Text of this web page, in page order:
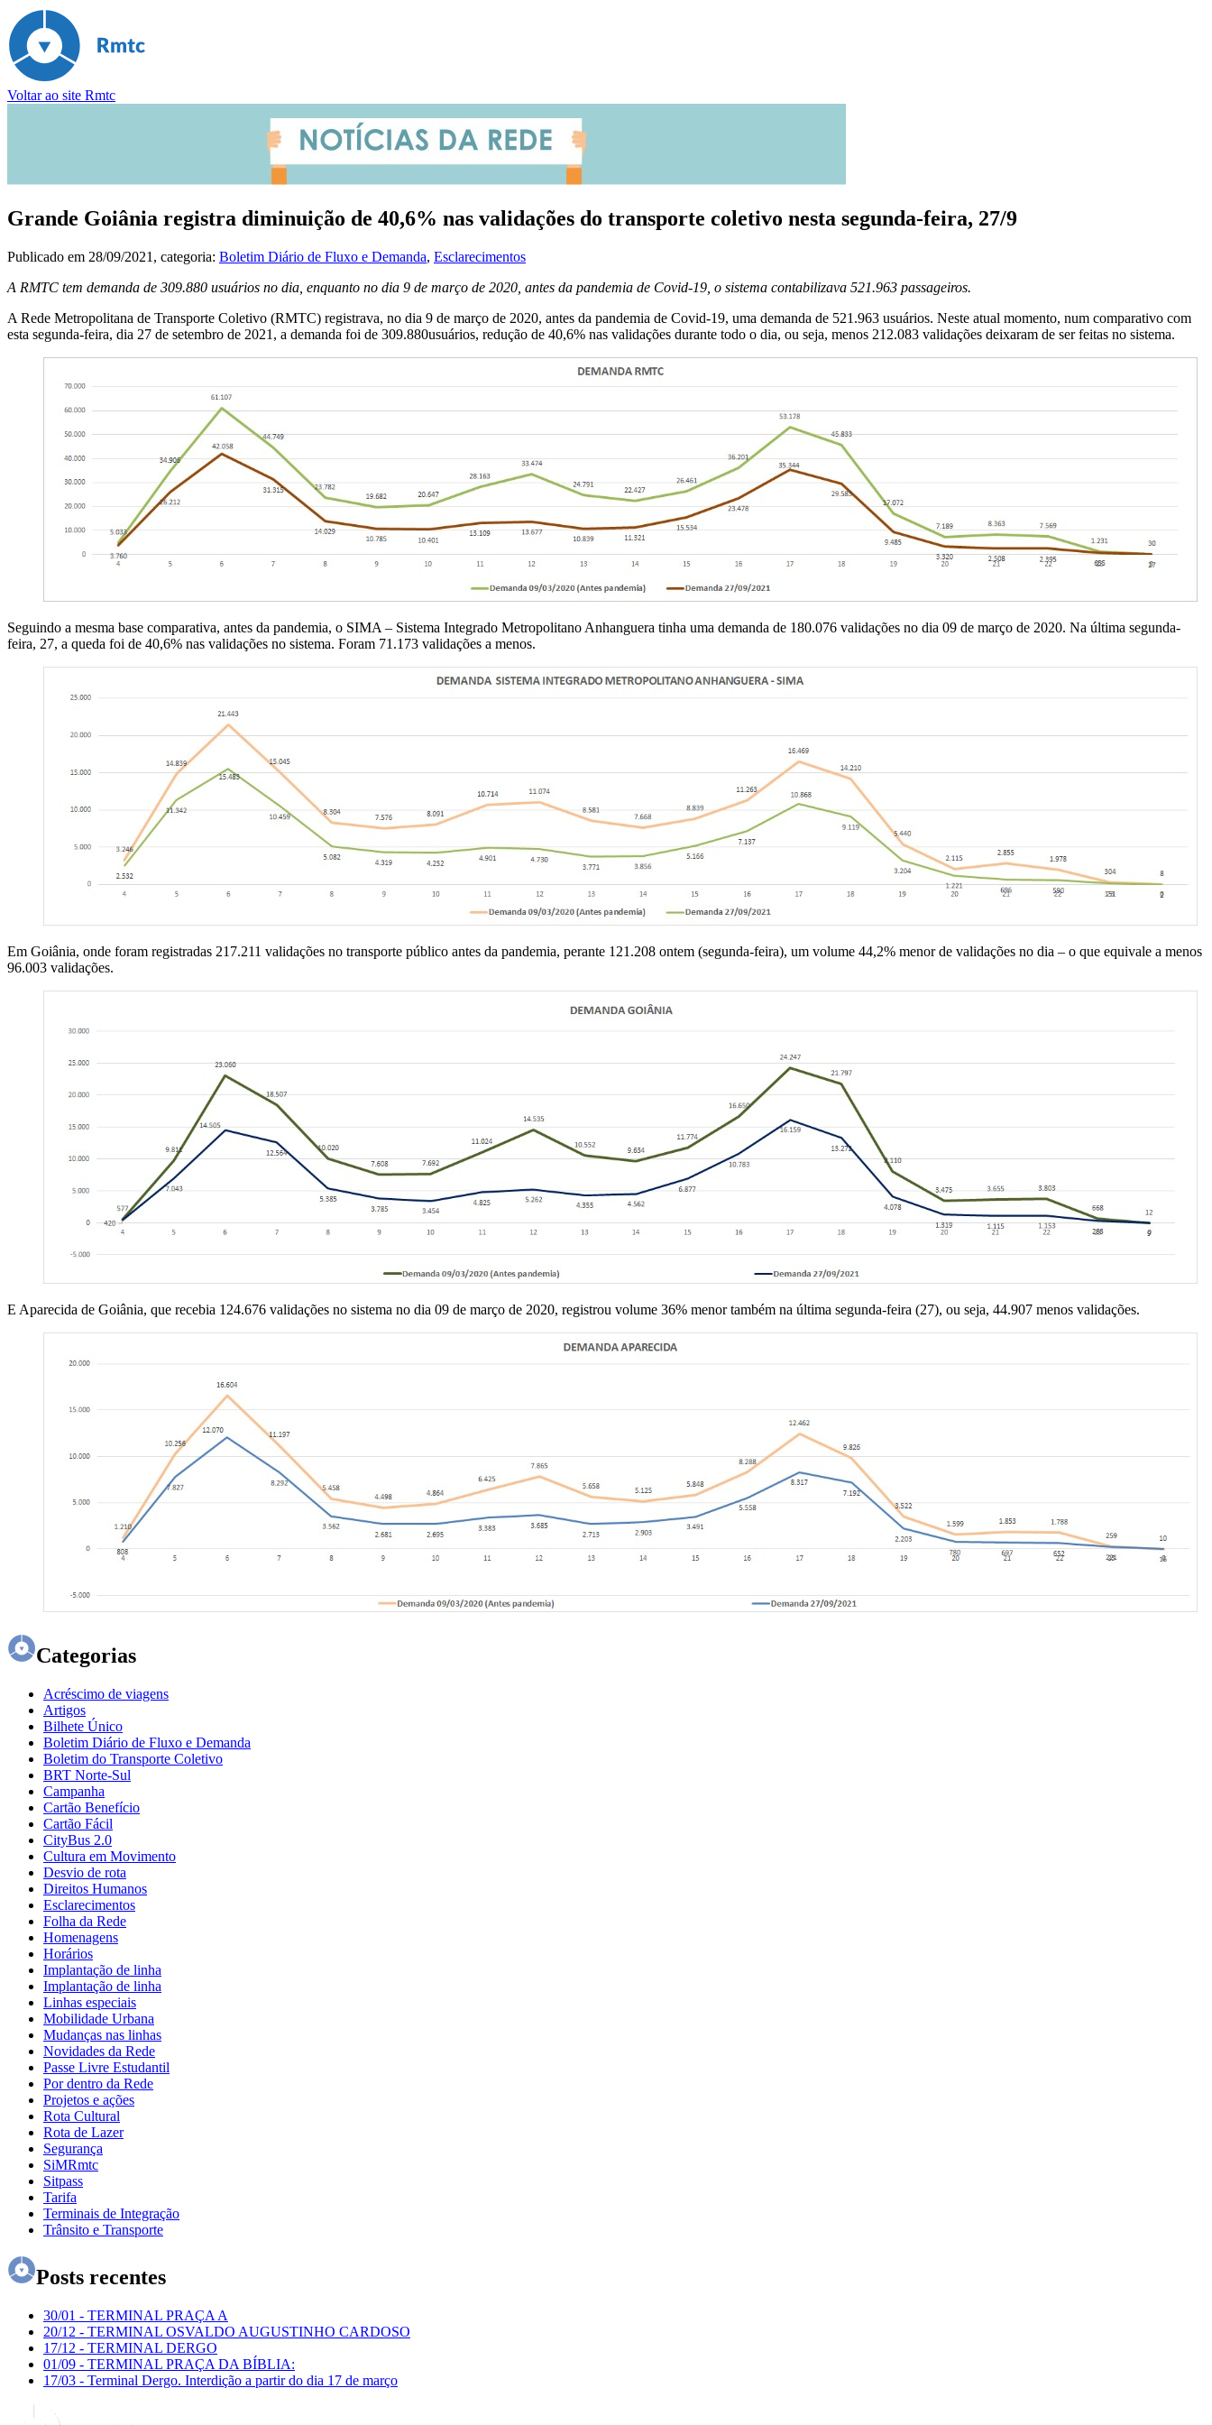
Voltar ao site Rmtc
Grande Goiânia registra diminuição de 40,6% nas validações do transporte coletivo nesta segunda-feira, 27/9
Publicado em 28/09/2021 , categoria: Boletim Diário de Fluxo e Demanda, Esclarecimentos
A RMTC tem demanda de 309.880 usuários no dia, enquanto no dia 9 de março de 2020, antes da pandemia de Covid-19, o sistema contabilizava 521.963 passageiros.
A Rede Metropolitana de Transporte Coletivo (RMTC) registrava, no dia 9 de março de 2020, antes da pandemia de Covid-19, uma demanda de 521.963 usuários. Neste atual momento, num comparativo com
esta segunda-feira, dia 27 de setembro de 2021, a demanda foi de 309.880usuários, redução de 40,6% nas validações durante todo o dia, ou seja, menos 212.083 validações deixaram de ser feitas no sistema.
Seguindo a mesma base comparativa, antes da pandemia, o SIMA – Sistema Integrado Metropolitano Anhanguera tinha uma demanda de 180.076 validações no dia 09 de março de 2020. Na última segunda-
feira, 27, a queda foi de 40,6% nas validações no sistema. Foram 71.173 validações a menos.
Em Goiânia, onde foram registradas 217.211 validações no transporte público antes da pandemia, perante 121.208 ontem (segunda-feira), um volume 44,2% menor de validações no dia – o que equivale a menos
96.003 validações.
E Aparecida de Goiânia, que recebia 124.676 validações no sistema no dia 09 de março de 2020, registrou volume 36% menor também na última segunda-feira (27), ou seja, 44.907 menos validações.
Categorias
Acréscimo de viagens
Artigos
Bilhete Único
Boletim Diário de Fluxo e Demanda
Boletim do Transporte Coletivo
BRT Norte-Sul
Campanha
Cartão Benefício
Cartão Fácil
CityBus 2.0
Cultura em Movimento
Desvio de rota
Direitos Humanos
Esclarecimentos
Folha da Rede
Homenagens
Horários
Implantação de linha
Implantação de linha
Linhas especiais
Mobilidade Urbana
Mudanças nas linhas
Novidades da Rede
Passe Livre Estudantil
Por dentro da Rede
Projetos e ações
Rota Cultural
Rota de Lazer
Segurança
SiMRmtc
Sitpass
Tarifa
Terminais de Integração
Trânsito e Transporte
Posts recentes
30/01 - TERMINAL PRAÇA A
20/12 - TERMINAL OSVALDO AUGUSTINHO CARDOSO
17/12 - TERMINAL DERGO
01/09 - TERMINAL PRAÇA DA BÍBLIA:
17/03 - Terminal Dergo. Interdição a partir do dia 17 de março